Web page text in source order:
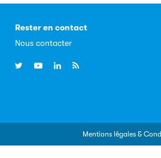
Rester en contact
Nous contacter
Mentions légales &